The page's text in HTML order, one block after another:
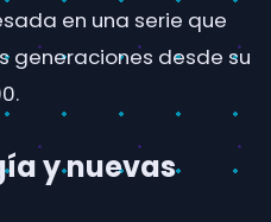
en una serie que
generaciones desde su
y nuevas